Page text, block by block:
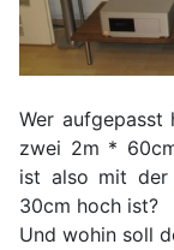
Wer
zwei 2m *
ist also mit der
30cm hoch ist?
Und wohin soll